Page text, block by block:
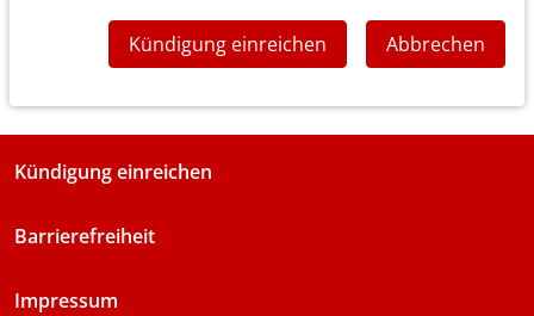
Kündigung einreichen Abbrechen
Kündigung einreichen
Barrierefreiheit
Impressum